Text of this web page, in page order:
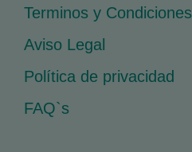
Terminos y Condiciones
Aviso Legal
Política de privacidad
FAQ`s